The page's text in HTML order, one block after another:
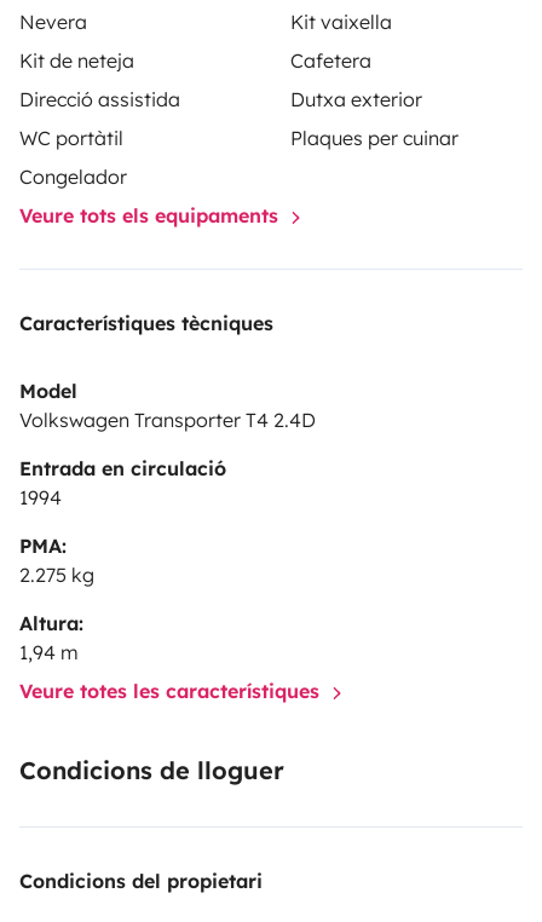
Nevera
Kit vaixella
Kit de neteja
Cafetera
Direcció assistida
Dutxa exterior
WC portàtil
Plaques per cuinar
Congelador
Veure tots els equipaments
Característiques tècniques
Model
Volkswagen Transporter T4 2.4D
Entrada en circulació
1994
PMA:
2.275 kg
Altura:
1,94 m
Veure totes les característiques
Condicions de lloguer
Condicions del propietari